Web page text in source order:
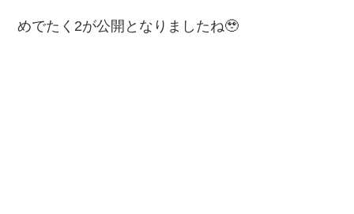
めでたく2が公開となりましたね🥹